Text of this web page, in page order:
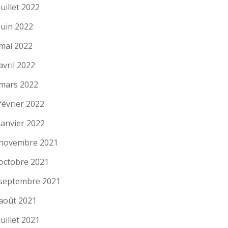
2022
2022
2022
2022
2022
2022
2022
2021
2021
2021
2021
2021